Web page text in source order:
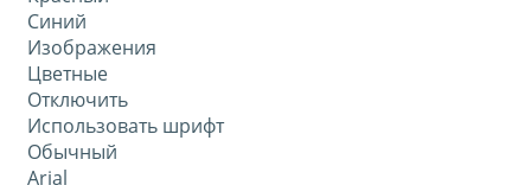
Синий
Изображения
Цветные
Отключить
Использовать шрифт
Обычный
Arial